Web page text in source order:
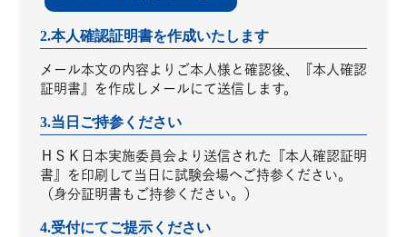
2.本人確認証明書を作成いたします
メール本文の内容よりご本人様と確認後、『本人確認
証明書』を作成しメールにて送信します。
3.当日ご持参ください
ＨＳＫ日本実施委員会より送信された『本人確認証明
書』を印刷して当日に試験会場へご持参ください。
（身分証明書もご持参ください。）
4.受付にてご提示ください